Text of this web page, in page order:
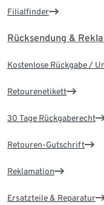
Filialfinder
Rücksendung &
Kostenlose Rückgabe /
Retourenetikett
30 Tage Rückgaberecht
Retouren-Gutschrift
Reklamation
Ersatzteile & Reparatur